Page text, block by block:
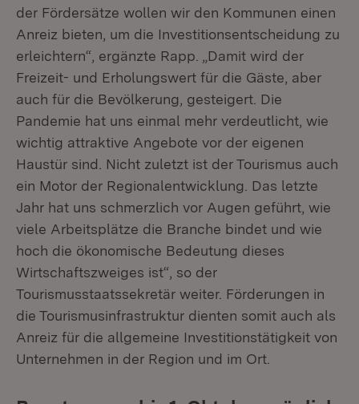
der Fördersätze wollen wir den Kommunen einen
Anreiz bieten, um die Investitionsentscheidung zu
erleichtern“, ergänzte Rapp. „Damit wird der
Freizeit- und Erholungswert für die Gäste, aber
auch für die Bevölkerung, gesteigert. Die
Pandemie hat uns einmal mehr verdeutlicht, wie
wichtig attraktive Angebote vor der eigenen
Haustür sind. Nicht zuletzt ist der Tourismus auch
ein Motor der Regionalentwicklung. Das letzte
Jahr hat uns schmerzlich vor Augen geführt, wie
viele Arbeitsplätze die Branche bindet und wie
hoch die ökonomische Bedeutung dieses
Wirtschaftszweiges ist“, so der
Tourismusstaatssekretär weiter. Förderungen in
die Tourismusinfrastruktur dienten somit auch als
Anreiz für die allgemeine Investitionstätigkeit von
Unternehmen in der Region und im Ort.